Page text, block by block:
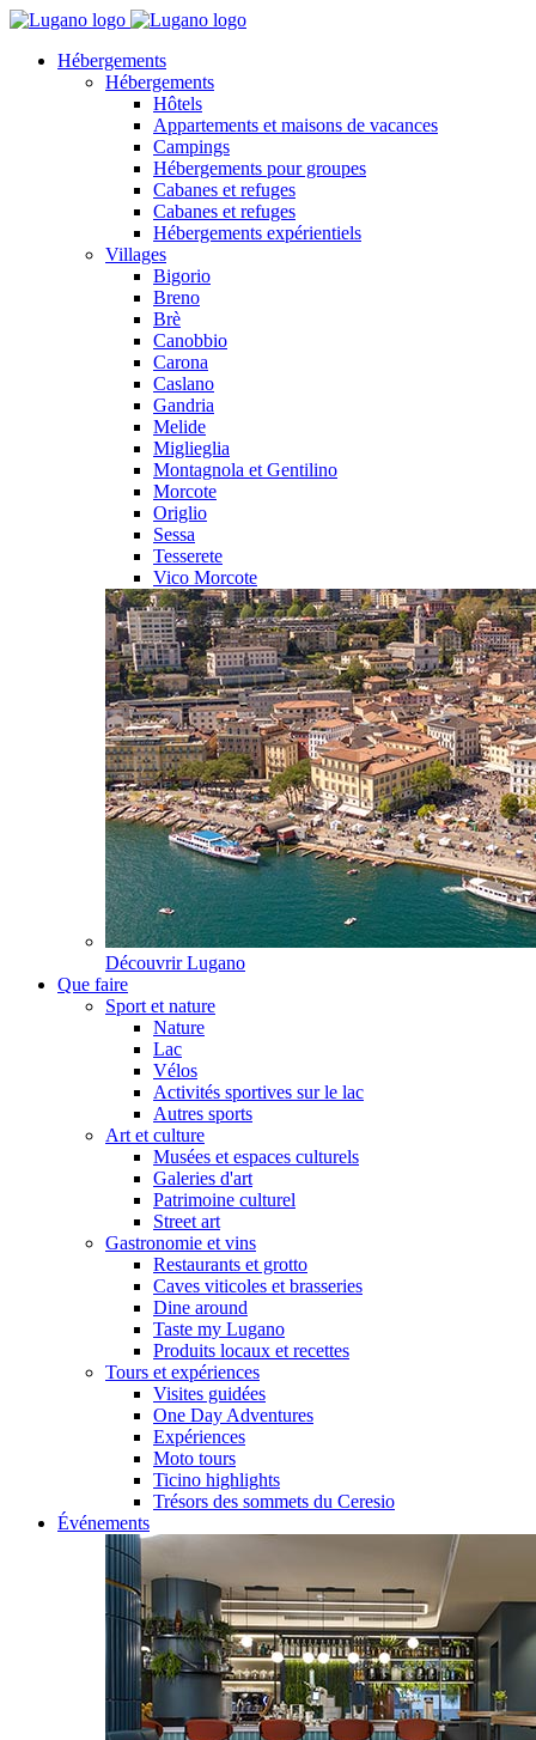
Hébergements
Hébergements
Hôtels
Appartements et maisons de vacances
Campings
Hébergements pour groupes
Cabanes et refuges
Cabanes et refuges
Hébergements expérientiels
Villages
Bigorio
Breno
Brè
Canobbio
Carona
Caslano
Gandria
Melide
Miglieglia
Montagnola et Gentilino
Morcote
Origlio
Sessa
Tesserete
Vico Morcote
Découvrir Lugano
Que faire
Sport et nature
Nature
Lac
Vélos
Activités sportives sur le lac
Autres sports
Art et culture
Musées et espaces culturels
Galeries d'art
Patrimoine culturel
Street art
Gastronomie et vins
Restaurants et grotto
Caves viticoles et brasseries
Dine around
Taste my Lugano
Produits locaux et recettes
Tours et expériences
Visites guidées
One Day Adventures
Expériences
Moto tours
Ticino highlights
Trésors des sommets du Ceresio
Événements